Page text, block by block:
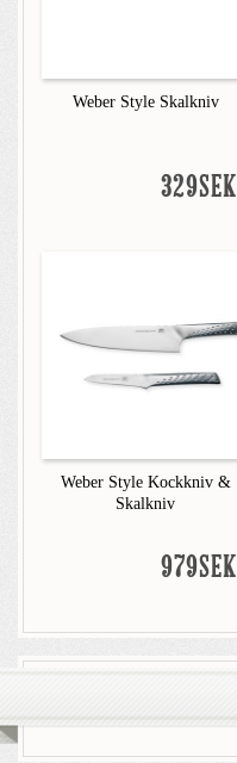
Weber Style Skalkniv
329SEK
Weber Style Kockkniv &
Skalkniv
979SEK